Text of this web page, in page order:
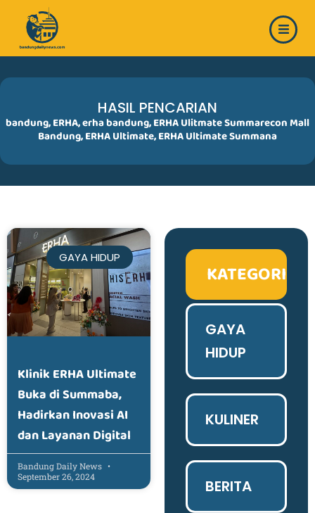
content
HASIL PENCARIAN
bandung,ERHA,erha bandung,ERHA Ulitmate Summarecon Mall
Bandung,ERHA Ultimate,ERHA Ultimate Summana
GAYA HIDUP
Klinik ERHA Ultimate
Buka di Summaba,
Hadirkan Inovasi AI
dan Layanan Digital
Bandung Daily News
September 26, 2024
KATEGORI
GAYA
HIDUP
KULINER
BERITA